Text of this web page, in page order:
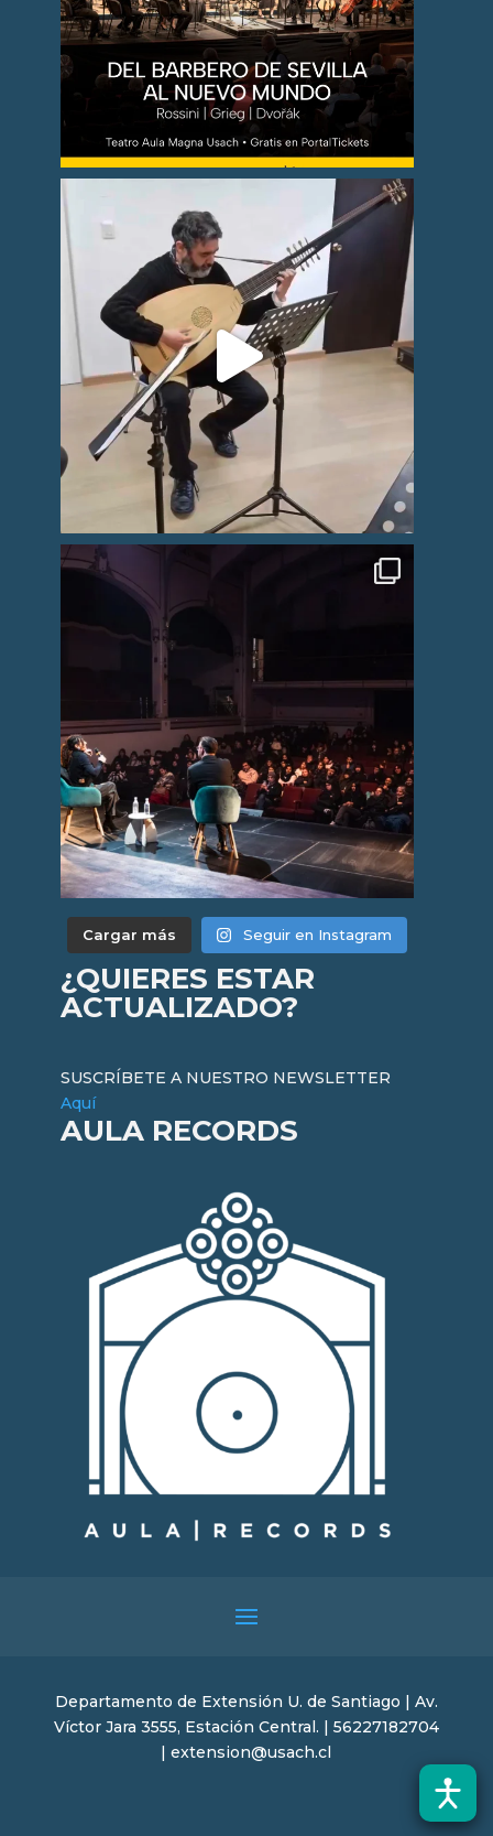
Cargar más Seguir en Instagram
¿QUIERES ESTAR
ACTUALIZADO?
SUSCRÍBETE A NUESTRO NEWSLETTER
Aquí
AULA RECORDS
Departamento de Extensión U. de Santiago | Av.
Víctor Jara 3555, Estación Central. | 56227182704
| extension@usach.cl